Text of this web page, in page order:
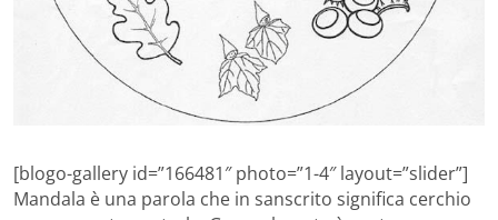
[blogo-gallery id=”166481″ photo=”1-4″ layout=”slider”]
Mandala è una parola che in sanscrito significa cerchio